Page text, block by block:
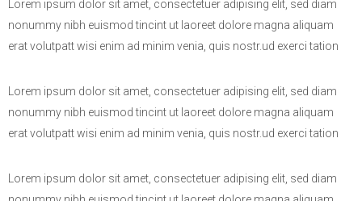
Lorem ipsum dolor sit amet, consectetuer adipising elit, sed diam
nonummy nibh euismod tincint ut laoreet dolore magna aliquam
erat volutpatt wisi enim ad minim venia, quis nostr.ud exerci tation
Lorem ipsum dolor sit amet, consectetuer adipising elit, sed diam
nonummy nibh euismod tincint ut laoreet dolore magna aliquam
erat volutpatt wisi enim ad minim venia, quis nostr.ud exerci tation
Lorem ipsum dolor sit amet, consectetuer adipising elit, sed diam